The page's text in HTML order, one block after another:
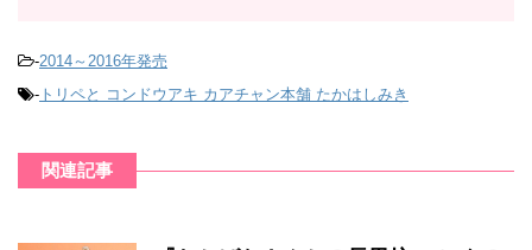
-2014～2016年発売
- トリペと コンドウアキ カアチャン本舗 たかはしみき
関連記事